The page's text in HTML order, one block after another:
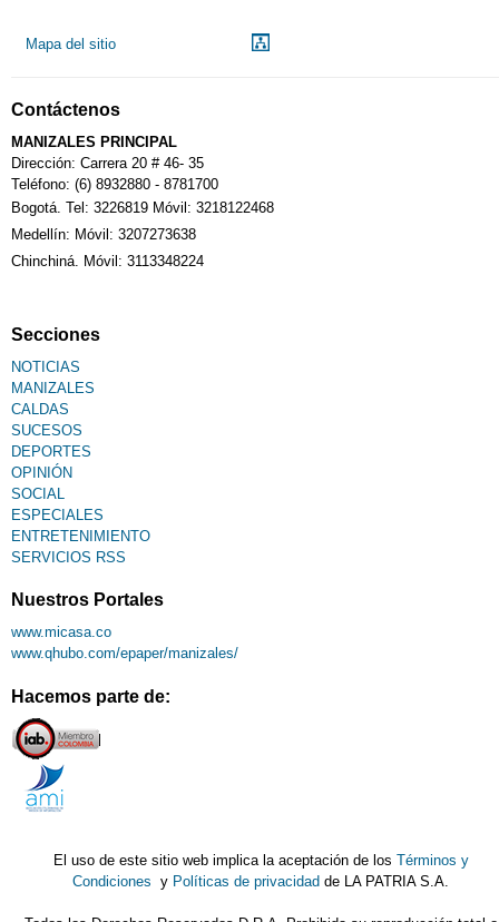
Mapa del sitio
Contáctenos
MANIZALES PRINCIPAL
Dirección: Carrera 20 # 46- 35
Teléfono: (6) 8932880 - 8781700
Bogotá. Tel: 3226819 Móvil: 3218122468
Medellín: Móvil: 3207273638
Chinchiná. Móvil: 3113348224
Secciones
NOTICIAS
MANIZALES
CALDAS
SUCESOS
DEPORTES
OPINIÓN
SOCIAL
ESPECIALES
ENTRETENIMIENTO
SERVICIOS RSS
Nuestros Portales
www.micasa.co
www.qhubo.com/epaper/manizales/
Hacemos parte de:
El uso de este sitio web implica la aceptación de los Términos y
Condiciones y Políticas de privacidad de LA PATRIA S.A.